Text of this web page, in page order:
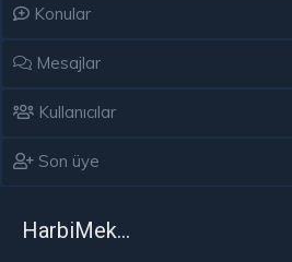
Konular
Mesajlar
Kullanıcılar
Son üye
HarbiMekân